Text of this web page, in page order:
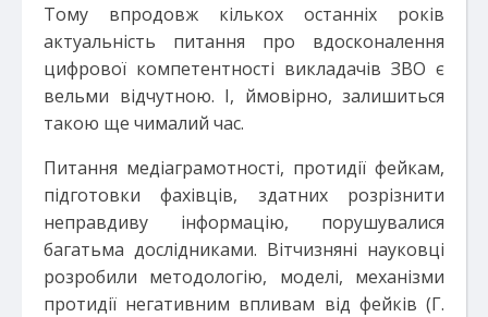
Тому впродовж кількох останніх років
актуальність питання про вдосконалення
цифрової компетентності викладачів ЗВО є
вельми відчутною. І, ймовірно, залишиться
такою ще чималий час.
Питання медіаграмотності, протидії фейкам,
підготовки фахівців, здатних розрізнити
неправдиву інформацію, порушувалися
багатьма дослідниками. Вітчизняні науковці
розробили методологію, моделі, механізми
протидії негативним впливам від фейків (Г.